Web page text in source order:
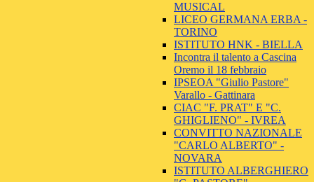
MUSICAL
LICEO GERMANA ERBA -
TORINO
ISTITUTO HNK - BIELLA
Incontra il talento a Cascina
Oremo il 18 febbraio
IPSEOA "Giulio Pastore"
Varallo - Gattinara
CIAC "F. PRAT" E "C.
GHIGLIENO" - IVREA
CONVITTO NAZIONALE
"CARLO ALBERTO" -
NOVARA
ISTITUTO ALBERGHIERO